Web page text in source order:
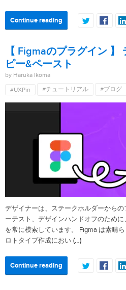
Continue reading
【 Figmaのプラグイン 】
ピー&ペースト
by Haruka Ikoma
#UXPin #チュートリアル #ブログ
デザイナーは、ステークホルダーから
ーテスト、デザインハンドオフのため
を常に模索しています。 Figma は素晴
ロトタイプ作成におい (…)
Continue reading